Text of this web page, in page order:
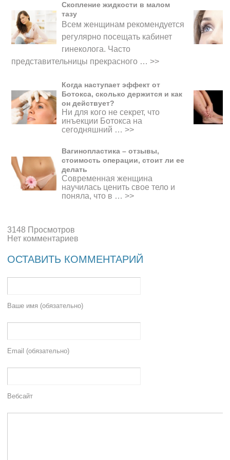
Скопление жидкости в малом
тазу
Всем женщинам рекомендуется
регулярно посещать кабинет
гинеколога. Часто
представительницы прекрасного … >>
Когда наступает эффект от
Ботокса, сколько держится и как
он действует?
Ни для кого не секрет, что
инъекции Ботокса на
сегодняшний … >>
Вагинопластика – отзывы,
стоимость операции, стоит ли ее
делать
Современная женщина
научилась ценить свое тело и
поняла, что в … >>
3148 Просмотров
Нет комментариев
ОСТАВИТЬ КОММЕНТАРИЙ
Ваше имя (обязательно)
Email (обязательно)
Вебсайт